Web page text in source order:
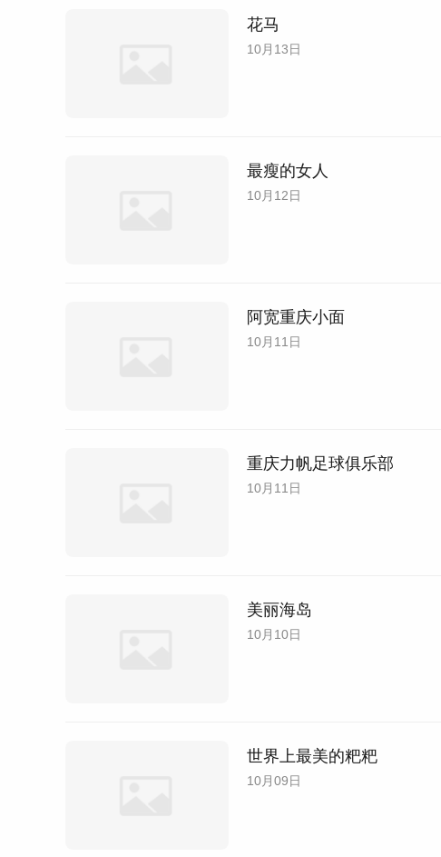
花马
10月13日
最瘦的女人
10月12日
阿宽重庆小面
10月11日
重庆力帆足球俱乐部
10月11日
美丽海岛
10月10日
世界上最美的粑粑
10月09日